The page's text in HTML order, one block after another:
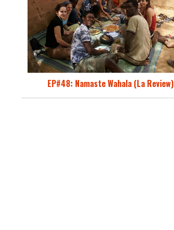
EP#48: Namaste Wahala (La Review)